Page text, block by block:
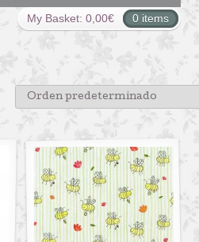
My Basket: 0,00€ 0 items